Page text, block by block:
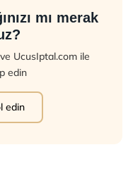
mı merak
UcusIptal.com ile
edin
edin